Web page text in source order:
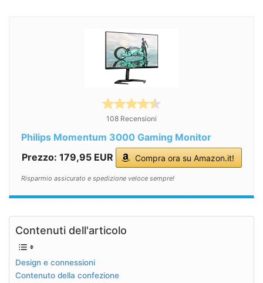
108 Recensioni
Philips Momentum 3000 Gaming Monitor
Prezzo: 179,95 EUR
Compra ora su Amazon.it!
Risparmio assicurato e spedizione veloce sempre!
Contenuti dell'articolo
Design e connessioni
Contenuto della confezione